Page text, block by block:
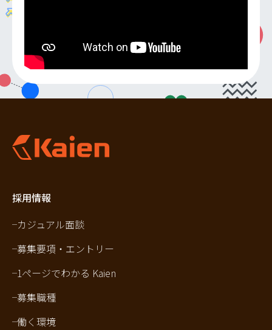
採用情報
カジュアル面談
募集要項・エントリー
1ページでわかる Kaien
募集職種
働く環境